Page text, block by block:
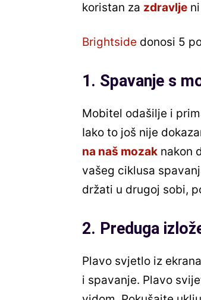
koristan za zdravlje
Brightside donosi 5
1. Spavanje s
Mobitel odašilje i
Iako to još nije
na naš mozak nakon
vašeg ciklusa
držati u drugoj sobi,
2. Preduga
Plavo svjetlo iz
i spavanje. Plavo